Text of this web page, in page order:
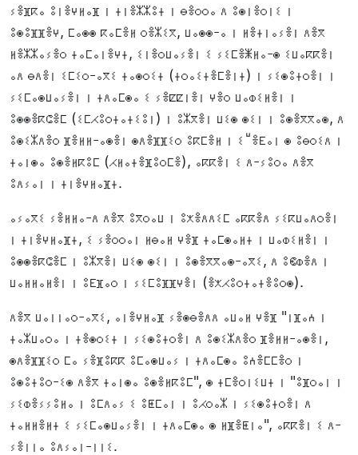
ⵢⴻⴼⴽⴰ ⵓⵏⴻⵖⵍⴰⴼ ⵏ ⵜⵏⴻⵣⵣⵓⵜ ⵏ ⴱⴻⵔⵔⴰ ⴷ ⵓⵙⵏⴻⵔⵏⵉ ⵏ
ⵓⵙⵓⴼⴼⴻⵖ, ⵎⴰⵙⵙ ⴽⴰⵎⴻⵍ ⵔⴻⵣⵉⴳ, ⵡⴰⵙⵙ-ⴰ ⵏ ⵍⴻⵜⵏⴰⵢⴻⵏ ⴷⴻⴳ
ⵍⴻⵣⵣⴰⵢⴻⵔ ⵜⴰⵎⴰⵏⴻⵖⵜ, ⵉⵏⴻⵔⵡⴰⵢⴻⵏ ⵉ ⵢⵉⵎⴻⵥⵍⴰ-ⵙ ⵉⵡⴰⴽⴽⴻⵏ
ⴰⴷ ⴱⴷⴻⵏ ⵉⵎⵉⵔ-ⴰⴳⵉ ⵜⴰⵙⵔⵉⵜ (ⵜⵔⴰⵉⵜⴻⵎⴻⵏⵜ) ⵏ ⵢⵉⵙⵓⵜⵔⴻⵏ ⵏ
ⵢⵉⵎⴰⵙⵡⴰⵢⴻⵏ ⵏ ⵜⴷⴰⵎⵙⴰ ⵉ ⵢⴻⵇⵇⵏⴻⵏ ⵖⴻⵔ ⵡⴰⵀⵉⵍⴻⵏ ⵏ
ⵓⵙⵙⴻⴽⵛⴻⵎ (ⵉⵎⵃⵓⵔⵜⴰⵜⵉⵓⵏ) ⵏ ⵓⵣⴳⴻⵏ ⵡⵉⵙ ⵙⵉⵏ ⵏ ⵓⵙⴻⴳⴳⴰⵙ, ⴷ
ⵓⵙⵉⵣⴷⴻⵔ ⴼⴻⵍⵍ-ⴰⵙⴻⵏ ⵙⴷⴻⴼⴼⵉⵔ ⵓⴽⵎⴻⵍ ⵏ ⵉⵯⴻⴹⴰⵏ ⵙ ⵓⴱⵔⵉⴷ ⵏ
ⵜⴰⵏⵙⴰ ⵓⵙⴻⵍⴽⵓⵎ (ⵃⵍⴰⵜⴻⴼⵓⵔⵎⴻ), ⴰⴽⴽⴻⵏ ⵉ ⴷ-ⵢⵓⵔⴰ ⴷⴻⴳ
ⵓⴷⵢⴰⵏ ⵏ ⵜⵏⴻⵖⵍⴰⴼⵜ.
ⴰⵢⴰⴳⵉ ⵢⴻⵍⵍⴰ-ⴷ ⴷⴻⴳ ⵓⴳⵔⴰⵡ ⵏ ⵓⵅⴻⴷⴷⵉⵎ ⴰⴽⴽⴻⴷ ⵢⵉⴽⵡⴰⴷⵔⴻⵏ
ⵏ ⵜⵏⴻⵖⵍⴰⴼⵜ, ⵉ ⵢⴻⵔⵔⴰⵏ ⵍⴱⴰⵍ ⵖⴻⴼ ⵜⴰⵎⵙⴰⵍⵜ ⵏ ⵡⴰⵀⵉⵍⴻⵏ ⵏ
ⵓⵙⵙⴻⴽⵛⴻⵎ ⵏ ⵓⵣⴳⴻⵏ ⵡⵉⵙ ⵙⵉⵏ ⵏ ⵓⵙⴻⴳⴳⴰⵙ-ⴰⴳⵉ, ⴷ ⵓⵞⵀⴻⴷ ⵏ
ⵡⴰⵍⵍⴰⵍⴻⵏ ⵏ ⵓⴹⴼⴰⵔ ⵏ ⵢⵉⵎⵓⴼⴼⵖⴻⵏ (ⴻⵅⵃⵓⵔⵜⴰⵜⴻⵓⵔⵙ).
ⴷⴻⴳ ⵡⴰⵏⵏⴰⵔ-ⴰⴳⵉ, ⴰⵏⴻⵖⵍⴰⴼ ⵢⴻⵙⴱⴻⴷⴷ ⴰⵡⴰⵍ ⵖⴻⴼ "ⵏⴼⴰⵄ ⵏ
ⵜⴰⵣⵡⴰⵔⴰ ⵏ ⵜⴻⵙⵔⵉⵜ ⵏ ⵢⵉⵙⵓⵜⵔⴻⵏ ⴷ ⵓⵙⵉⵣⴷⴻⵔ ⴼⴻⵍⵍ-ⴰⵙⴻⵏ,
ⵙⴷⴻⴼⴼⵉⵔ ⵎⴰ ⵢⴻⴼⵓⴽⴽ ⵓⵎⴰⵙⵡⴰⵢ ⵏ ⵜⴷⴰⵎⵙⴰ ⵓⵄⴻⵎⵎⴻⵔ ⵏ
ⵓⵙⵓⵜⵓⵔ-ⵉⵙ ⴷⴻⴳ ⵜⴰⵏⵙⴰ ⵓⵙⴻⵍⴽⵓⵎ", ⵙ ⵜⵎⴻⵔⵏⵉⵡⵜ ⵏ "ⵓⴼⵔⴰⵏ ⵏ
ⵢⵉⵀⴻⵢⵢⵓⵍⴰ ⵏ ⵓⵎⴷⴰⵢ ⵉ ⵓⵟⵎⴰⵏ ⵏ ⵓⵃⵔⴰⵣ ⵏ ⵢⵉⵙⵓⵜⵔⴻⵏ ⴷ
ⵜⴰⵍⵍⴻⵍⵜ ⵉ ⵢⵉⵎⴰⵙⵡⴰⵢⴻⵏ ⵏ ⵜⴷⴰⵎⵙⴰ ⵙ ⵍⴼⴻⵟⵏⴰ", ⴰⴽⴽⴻⵏ ⵉ ⴷ-
ⵢⴻⵏⵏⴰ ⵓⴷⵢⴰⵏ-ⵏⵏⵉ.